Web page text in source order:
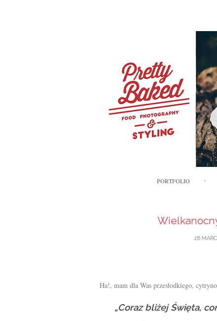
PORTFOLIO
28
Ha!, mam dla Was przesłodkiego,
„Coraz bliżej Święta,